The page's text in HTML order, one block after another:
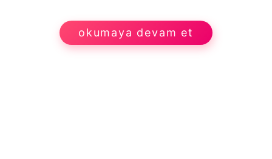
okumaya devam et